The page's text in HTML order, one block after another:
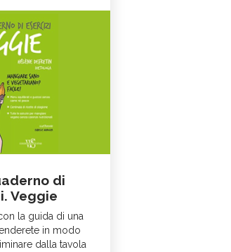
di
Veggie
la guida di una
in modo
dalla tavola